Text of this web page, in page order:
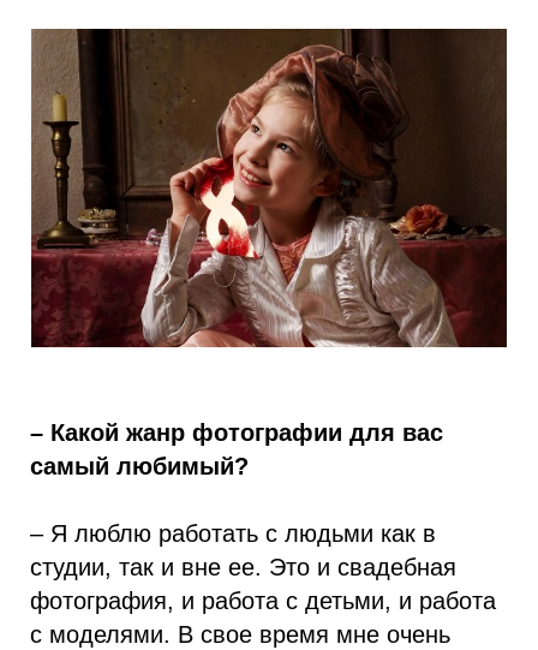
– Какой жанр фотографии для вас
самый любимый?
– Я люблю работать с людьми как в
студии, так и вне ее. Это и свадебная
фотография, и работа с детьми, и работа
с моделями. В свое время мне очень